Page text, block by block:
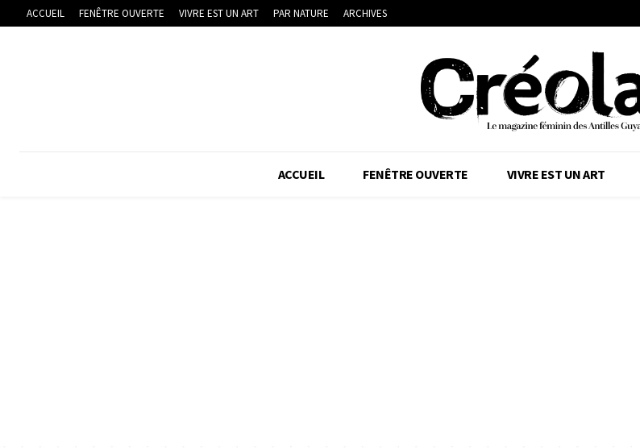
ACCUEIL FENÊTRE OUVERTE VIVRE EST UN ART PAR NATURE ARCHIVES
ACCUEIL FENÊTRE OUVERTE VIVRE EST UN ART